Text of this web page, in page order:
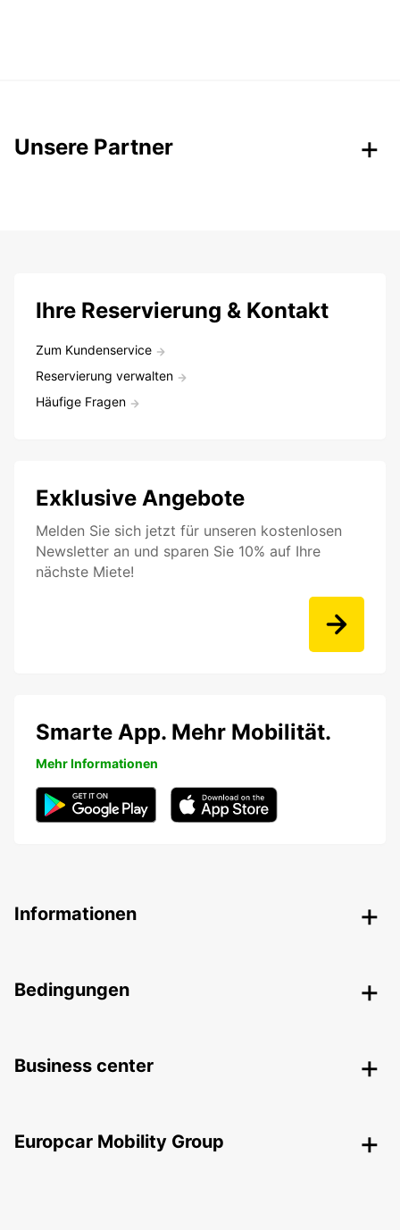
Unsere Partner
Ihre Reservierung & Kontakt
Zum Kundenservice
Reservierung verwalten
Häufige Fragen
Exklusive Angebote
Melden Sie sich jetzt für unseren kostenlosen
Newsletter an und sparen Sie 10% auf Ihre
nächste Miete!
Smarte App. Mehr Mobilität.
Mehr Informationen
Informationen
Bedingungen
Business center
Europcar Mobility Group